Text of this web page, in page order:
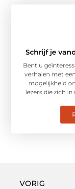
Schrijf je
Bent u
verhalen met
mogelijkheid
lezers die zich
VORIG